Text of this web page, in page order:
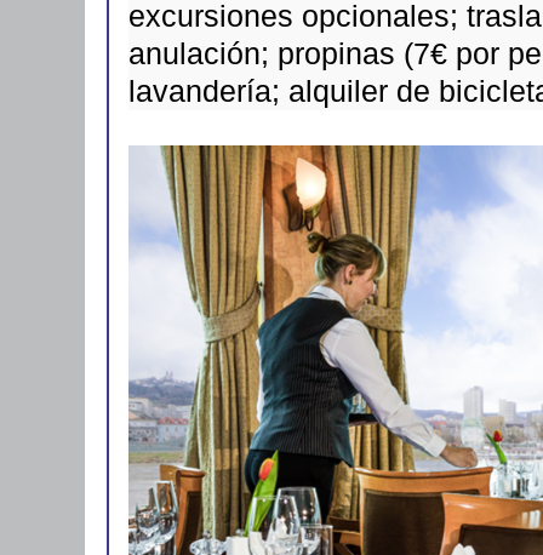
excursiones opcionales;
anulación; propinas (7€ por
lavandería; alquiler de